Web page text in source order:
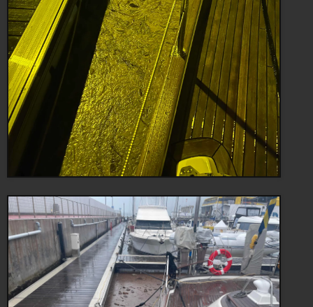
vi verkligen halvvägs till ekvatorn. Tjörn ligger på 58° N.
Lunchstället idag påminde om ett ”lastbilsfik”, dvs en vanlig
vägkrog i Sverige. Det fanns en liten bakdörr där de som
jobbade i färjeläget kunde smita in. Maten var god och
servicen bra. Dessutom låg det nära med tanke på regnet.
Just nu har vi ett mindre problem med ett av våra segel. Vi
undersöker olika lösningar för att vara trygga i det fortsatta
seglandet. Vi har seglat nästan 4000 nm men har minst
10000 nm kvar innan vi är tillbaka i Skärhamn.
Det känns viktigt att allt är bra inför de längre etapperna vi
också att det ska kännas bekvämt.
Just nu följer vi med stort intresse vad som händer i
omvärlden. Krig, regeringsbildning och livsmedels-
jordbruksfrågor är spännande områden. Minns inte att vi har
upplevt en så omvälvande tid tidigare.
På ett sätt känns det bra att följa omvärlden på avstånd. Vårt